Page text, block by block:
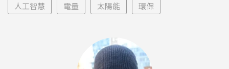
人工智慧 電量 太陽能 環保